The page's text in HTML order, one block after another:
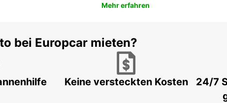
Mehr erfahren
bei Europcar mieten?
Keine versteckten Kosten
24/7